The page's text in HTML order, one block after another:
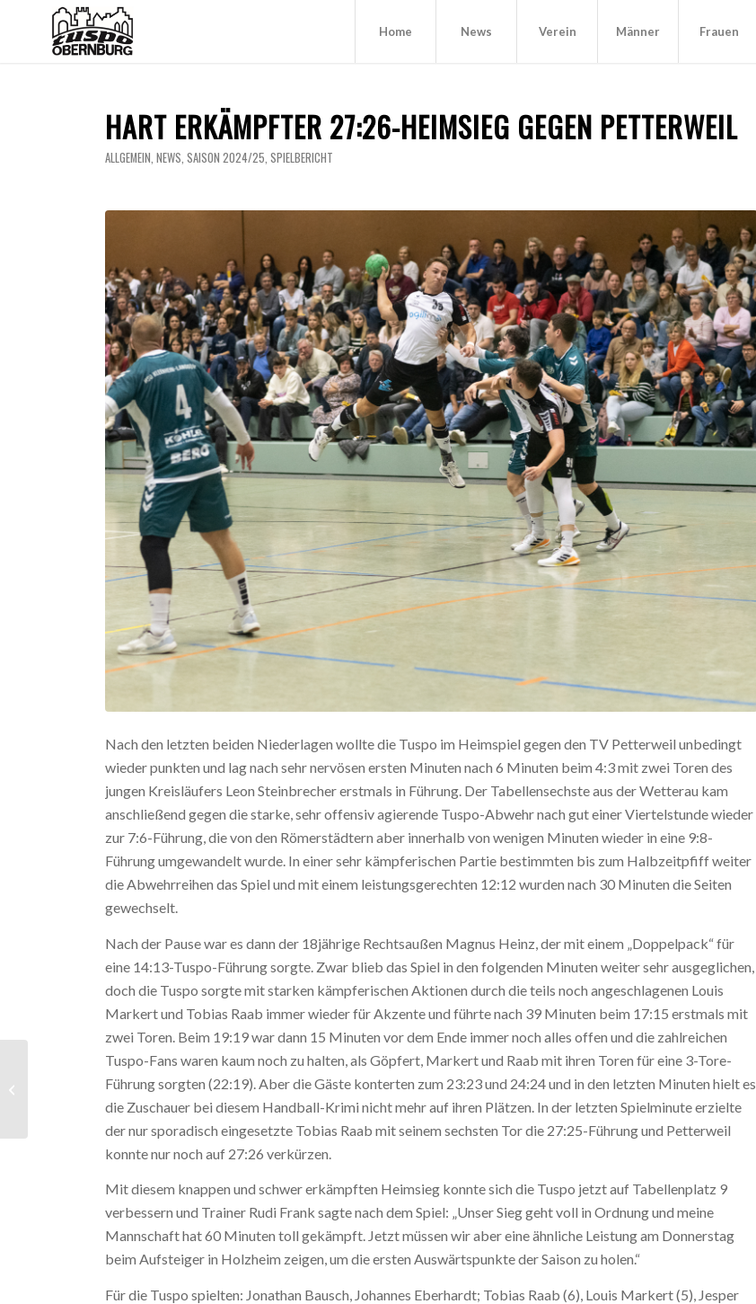
Home News Verein Männer Frauen
HART ERKÄMPFTER 27:26-HEIMSIEG GEGEN PETTERWEIL
ALLGEMEIN,NEWS,SAISON 2024/25,SPIELBERICHT
Nach den letzten beiden Niederlagen wollte die Tuspo im Heimspiel gegen den TV Petterweil unbedingt
wieder punkten und lag nach sehr nervösen ersten Minuten nach 6 Minuten beim 4:3 mit zwei Toren des
jungen Kreisläufers Leon Steinbrecher erstmals in Führung. Der Tabellensechste aus der Wetterau kam
anschließend gegen die starke, sehr offensiv agierende Tuspo-Abwehr nach gut einer Viertelstunde wieder
zur 7:6-Führung, die von den Römerstädtern aber innerhalb von wenigen Minuten wieder in eine 9:8-
Führung umgewandelt wurde. In einer sehr kämpferischen Partie bestimmten bis zum Halbzeitpfiff weiter
die Abwehrreihen das Spiel und mit einem leistungsgerechten 12:12 wurden nach 30 Minuten die Seiten
gewechselt.
Nach der Pause war es dann der 18jährige Rechtsaußen Magnus Heinz, der mit einem „Doppelpack“ für
eine 14:13-Tuspo-Führung sorgte. Zwar blieb das Spiel in den folgenden Minuten weiter sehr ausgeglichen,
doch die Tuspo sorgte mit starken kämpferischen Aktionen durch die teils noch angeschlagenen Louis
Markert und Tobias Raab immer wieder für Akzente und führte nach 39 Minuten beim 17:15 erstmals mit
zwei Toren. Beim 19:19 war dann 15 Minuten vor dem Ende immer noch alles offen und die zahlreichen
Tuspo-Fans waren kaum noch zu halten, als Göpfert, Markert und Raab mit ihren Toren für eine 3-Tore-
Führung sorgten (22:19). Aber die Gäste konterten zum 23:23 und 24:24 und in den letzten Minuten hielt es
die Zuschauer bei diesem Handball-Krimi nicht mehr auf ihren Plätzen. In der letzten Spielminute erzielte
der nur sporadisch eingesetzte Tobias Raab mit seinem sechsten Tor die 27:25-Führung und Petterweil
konnte nur noch auf 27:26 verkürzen.
Mit diesem knappen und schwer erkämpften Heimsieg konnte sich die Tuspo jetzt auf Tabellenplatz 9
verbessern und Trainer Rudi Frank sagte nach dem Spiel: „Unser Sieg geht voll in Ordnung und meine
Mannschaft hat 60 Minuten toll gekämpft. Jetzt müssen wir aber eine ähnliche Leistung am Donnerstag
beim Aufsteiger in Holzheim zeigen, um die ersten Auswärtspunkte der Saison zu holen.“
Für die Tuspo spielten: Jonathan Bausch, Johannes Eberhardt; Tobias Raab (6), Louis Markert (5), Jesper
Auswärtsniederlage der
Männer 2 beim
Tabellenführer